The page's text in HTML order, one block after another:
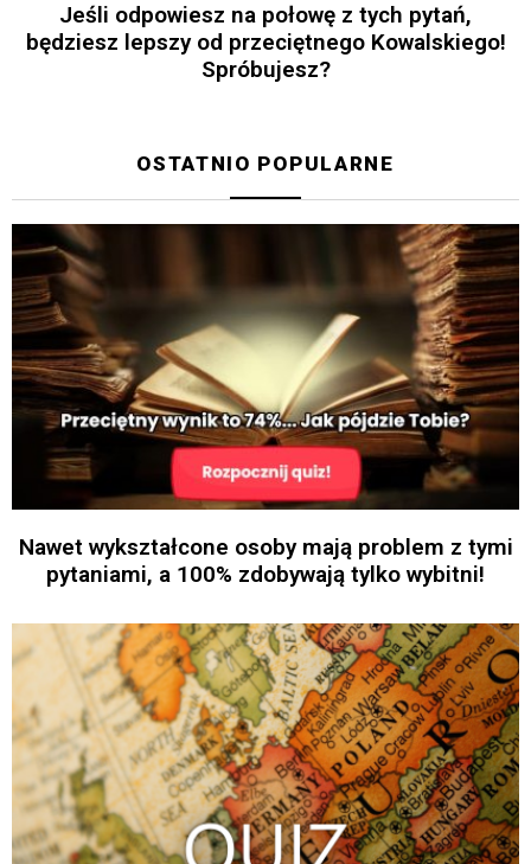
Jeśli odpowiesz na połowę z tych pytań,
będziesz lepszy od przeciętnego Kowalskiego!
Spróbujesz?
OSTATNIO POPULARNE
Nawet wykształcone osoby mają problem z tymi
pytaniami, a 100% zdobywają tylko wybitni!